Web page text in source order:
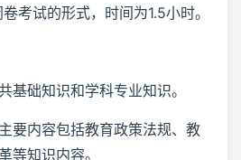
考试的形式，时间为1.5小时。
基础知识和学科专业知识。
要内容包括教育政策法规、教
等知识内容。